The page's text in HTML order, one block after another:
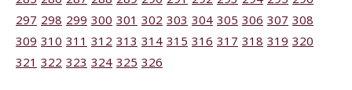
297 298 299 300 301 302 303 304 305 306 307 308
309 310 311 312 313 314 315 316 317 318 319 320
321 322 323 324 325 326